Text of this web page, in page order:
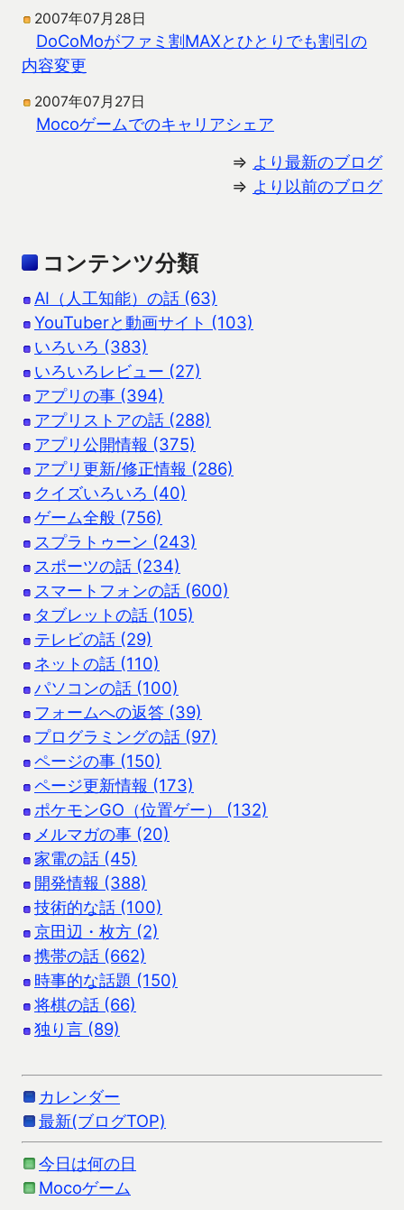
2007年07月28日
DoCoMoがファミ割MAXとひとりでも割引の
内容変更
2007年07月27日
Mocoゲームでのキャリアシェア
⇒ より最新のブログ
⇒ より以前のブログ
コンテンツ分類
AI（人工知能）の話 (63)
YouTuberと動画サイト (103)
いろいろ (383)
いろいろレビュー (27)
アプリの事 (394)
アプリストアの話 (288)
アプリ公開情報 (375)
アプリ更新/修正情報 (286)
クイズいろいろ (40)
ゲーム全般 (756)
スプラトゥーン (243)
スポーツの話 (234)
スマートフォンの話 (600)
タブレットの話 (105)
テレビの話 (29)
ネットの話 (110)
パソコンの話 (100)
フォームへの返答 (39)
プログラミングの話 (97)
ページの事 (150)
ページ更新情報 (173)
ポケモンGO（位置ゲー） (132)
メルマガの事 (20)
家電の話 (45)
開発情報 (388)
技術的な話 (100)
京田辺・枚方 (2)
携帯の話 (662)
時事的な話題 (150)
将棋の話 (66)
独り言 (89)
カレンダー
最新(ブログTOP)
今日は何の日
Mocoゲーム